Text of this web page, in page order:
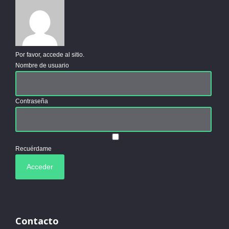
Por favor, accede al sitio.
Nombre de usuario
Contraseña
Recuérdame
Contacto